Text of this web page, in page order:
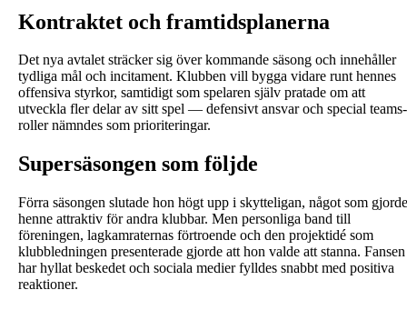
Kontraktet och framtidsplanerna
Det nya avtalet sträcker sig över kommande säsong och innehåller
tydliga mål och incitament. Klubben vill bygga vidare runt hennes
offensiva styrkor, samtidigt som spelaren själv pratade om att
utveckla fler delar av sitt spel — defensivt ansvar och special teams-
roller nämndes som prioriteringar.
Supersäsongen som följde
Förra säsongen slutade hon högt upp i skytteligan, något som gjorde
henne attraktiv för andra klubbar. Men personliga band till
föreningen, lagkamraternas förtroende och den projektidé som
klubbledningen presenterade gjorde att hon valde att stanna. Fansen
har hyllat beskedet och sociala medier fylldes snabbt med positiva
reaktioner.